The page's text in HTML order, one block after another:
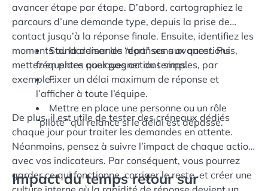
avancer étape par étape. D’abord, cartographiez le
parcours d’une demande type, depuis la prise de
contact jusqu’à la réponse finale. Ensuite, identifiez les
moments où la demande “dort” sans avancer. Puis,
mettez en place quelques actions simples, par
exemple :
Standardiser les réponses aux questions
fréquentes pour gagner du temps.
Fixer un délai maximum de réponse et
l’afficher à toute l’équipe.
Mettre en place une personne ou un rôle
“pilote” qui relance si le délai est dépassé.
De plus, il est utile de tester des créneaux dédiés
chaque jour pour traiter les demandes en attente.
Néanmoins, pensez à suivre l’impact de chaque action
avec vos indicateurs. Par conséquent, vous pourrez
garder ce qui fonctionne, corriger le reste, et créer une
Impact du temps retour sur